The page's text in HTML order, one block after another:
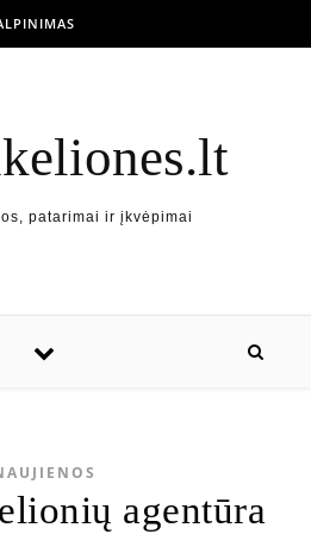
patarimai ir įkvėpimai
agentūra